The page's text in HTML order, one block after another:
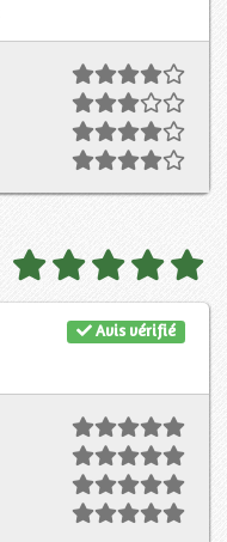
Avis vérifié